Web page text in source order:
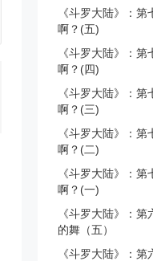
《斗罗大陆》：
啊？(五)
《斗罗大陆》：
啊？(四)
《斗罗大陆》：
啊？(三)
《斗罗大陆》：
啊？(二)
《斗罗大陆》：
啊？(一)
《斗罗大陆》：
的舞（五）
《斗罗大陆》：